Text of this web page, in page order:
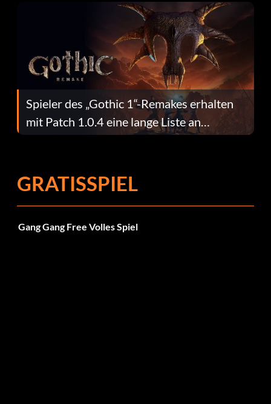
Spieler des „Gothic 1“-Remakes erhalten
mit Patch 1.0.4 eine lange Liste an
Fehlerbehebungen
GRATISSPIEL
Gang Gang Free Volles Spiel